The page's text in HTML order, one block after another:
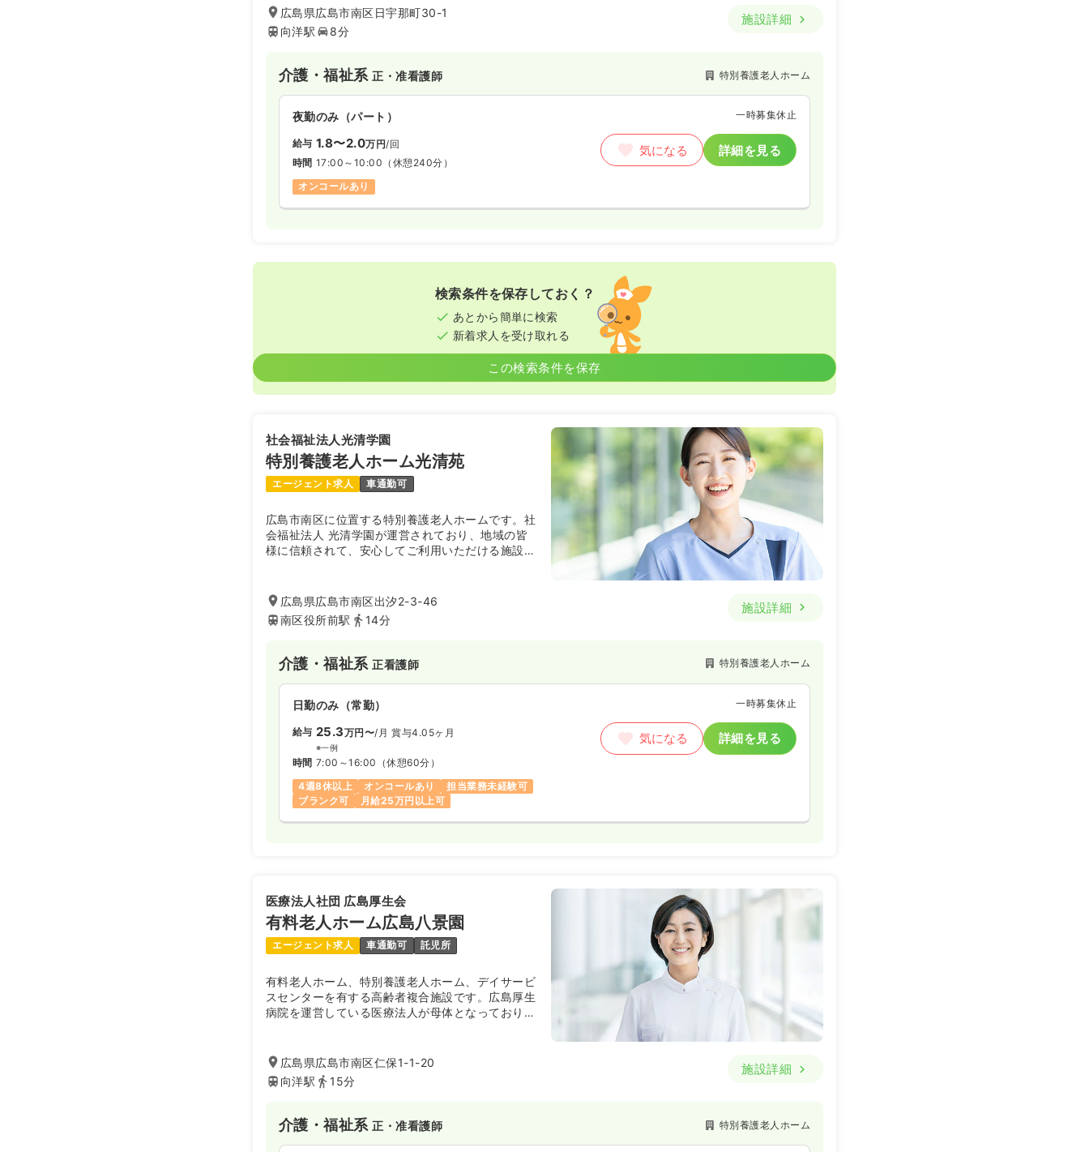
上を日々目指している施設です。
広島県広島市南区日宇那町30-1
向洋駅
8分
施設詳細
介護・福祉系正・准看護師 特別養護老人ホーム
夜勤のみ（パート） 一時募集休止
給与 1.8〜2.0万円/回
時間 17:00～10:00 （休憩240分）
オンコールあり
気になる 詳細を見る
検索条件を保存しておく？
あとから簡単に検索
新着求人を受け取れる
この検索条件を保存
社会福祉法人光清学園
特別養護老人ホーム光清苑
エージェント求人 車通勤可
広島市南区に位置する特別養護老人ホームです。社
会福祉法人 光清学園が運営されており、地域の皆
様に信頼されて、安心してご利用いただける施設づ
り、健康管理を含めた、健やかで安らぎのある生活
空間の提供に努められています。
広島県広島市南区出汐2-3-46
南区役所前駅
14分
施設詳細
介護・福祉系正看護師 特別養護老人ホーム
日勤のみ（常勤） 一時募集休止
給与 25.3万円〜/月 賞与4.05ヶ月
※一例
時間 7:00～16:00 （休憩60分）
4週8休以上
オンコールあり
担当業務未経験可
ブランク可
月給25万円以上可
気になる 詳細を見る
医療法人社団 広島厚生会
有料老人ホーム広島八景園
エージェント求人 車通勤可 託児所
有料老人ホーム、特別養護老人ホーム、デイサービ
スセンターを有する高齢者複合施設です。広島厚生
病院を運営している医療法人が母体となっており、
広島県広島市南区仁保1-1-20
向洋駅
15分
施設詳細
介護・福祉系正・准看護師 特別養護老人ホーム